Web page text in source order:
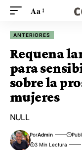
Aa
ANTERIORES
Requena
para
sobre la
mujeres
NULL
PorAdmin
3 Min Lectura